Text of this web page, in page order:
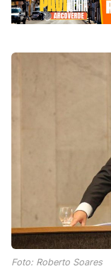
Foto: Roberto Soares